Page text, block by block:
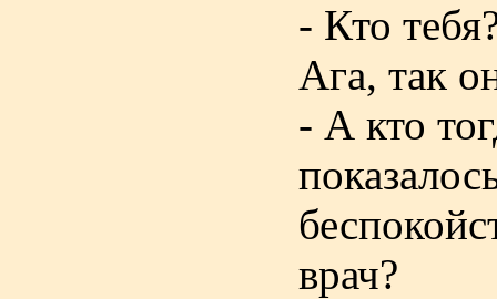
- Кто
Ага, так
- А кто
врач?